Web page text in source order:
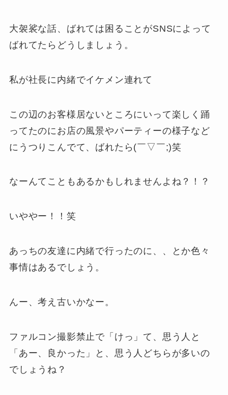
大袈裟な話、ばれては困ることがSNSによって
ばれてたらどうしましょう。
私が社長に内緒でイケメン連れて
この辺のお客様居ないところにいって楽しく踊
ってたのにお店の風景やパーティーの様子など
にうつりこんでて、ばれたら(￣▽￣;)笑
なーんてこともあるかもしれませんよね？！？
いややー！！笑
あっちの友達に内緒で行ったのに、、とか色々
事情はあるでしょう。
んー、考え古いかなー。
ファルコン撮影禁止で「けっ」て、思う人と
「あー、良かった」と、思う人どちらが多いの
でしょうね？